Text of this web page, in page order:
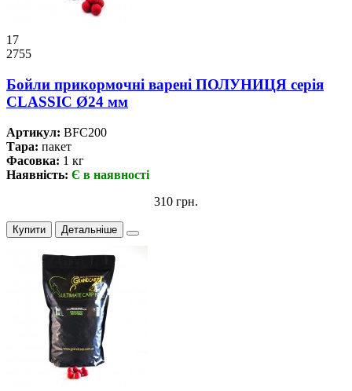
17
2755
Бойли прикормочнi варенi ПОЛУНИЦЯ серiя
CLASSIC Ø24 мм
Артикул: BFC200
Тара: пакет
Фасовка: 1 кг
Наявність: Є в наявності
310 грн.
Купити Детальніше